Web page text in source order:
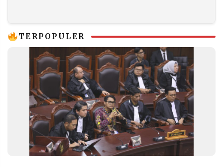
TERPOPULER